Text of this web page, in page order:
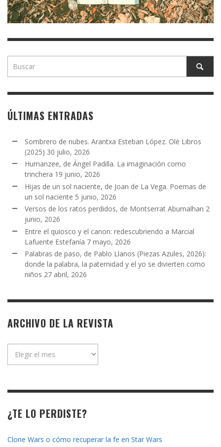
ÚLTIMAS ENTRADAS
Sombrero de nubes. Arantxa Esteban López. Olé Libros
(2025) 30 julio, 2026
Humanzee, de Ángel Padilla. La imaginación como
trinchera 19 junio, 2026
Hijas de un sol naciente, de Joan de La Vega. Poemas de
un sol naciente 5 junio, 2026
Versos de los ratos perdidos, de Montserrat Abumalhan 2
junio, 2026
Entre el quiosco y el canon: redescubriendo a Marcial
Lafuente Estefanía 7 mayo, 2026
Palabras de paso, de Pablo Llanos (Piezas Azules, 2026):
donde la palabra, la paternidad y el yo se divierten como
niños 27 abril, 2026
ARCHIVO DE LA REVISTA
¿TE LO PERDISTE?
Clone Wars o cómo recuperar la fe en Star Wars